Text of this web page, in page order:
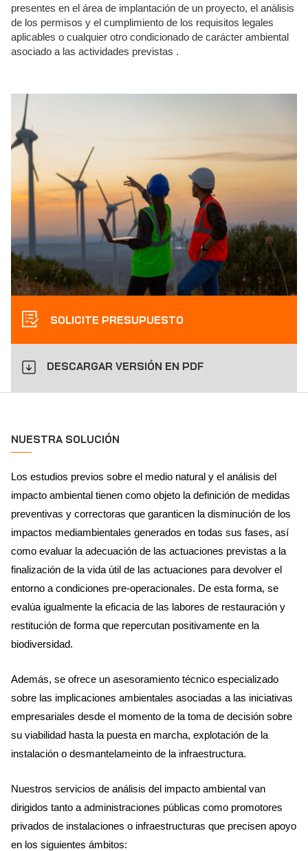
presentes en el área de implantación de un proyecto, el anàlisis
de los permisos y el cumplimiento de los requisitos legales
aplicables o cualquier otro condicionado de carácter ambiental
asociado a las actividades previstas .
SOLICITE PRESUPUESTO
DESCARGAR VERSIÓN EN PDF
NUESTRA SOLUCIÓN
Los estudios previos sobre el medio natural y el análisis del
impacto ambiental tienen como objeto la definición de medidas
preventivas y correctoras que garanticen la disminución de los
impactos mediambientales generados en todas sus fases, así
como evaluar la adecuación de las actuaciones previstas a la
finalización de la vida útil de las actuaciones para devolver el
entorno a condiciones pre-operacionales. De esta forma, se
evalúa igualmente la eficacia de las labores de restauración y
restitución de forma que repercutan positivamente en la
biodiversidad.
Además, se ofrece un asesoramiento técnico especializado
sobre las implicaciones ambientales asociadas a las iniciativas
empresariales desde el momento de la toma de decisión sobre
su viabilidad hasta la puesta en marcha, explotación de la
instalación o desmantelameinto de la infraestructura.
Nuestros servicios de análisis del impacto ambiental van
dirigidos tanto a administraciones públicas como promotores
privados de instalaciones o infraestructuras que precisen apoyo
en los siguientes ámbitos: